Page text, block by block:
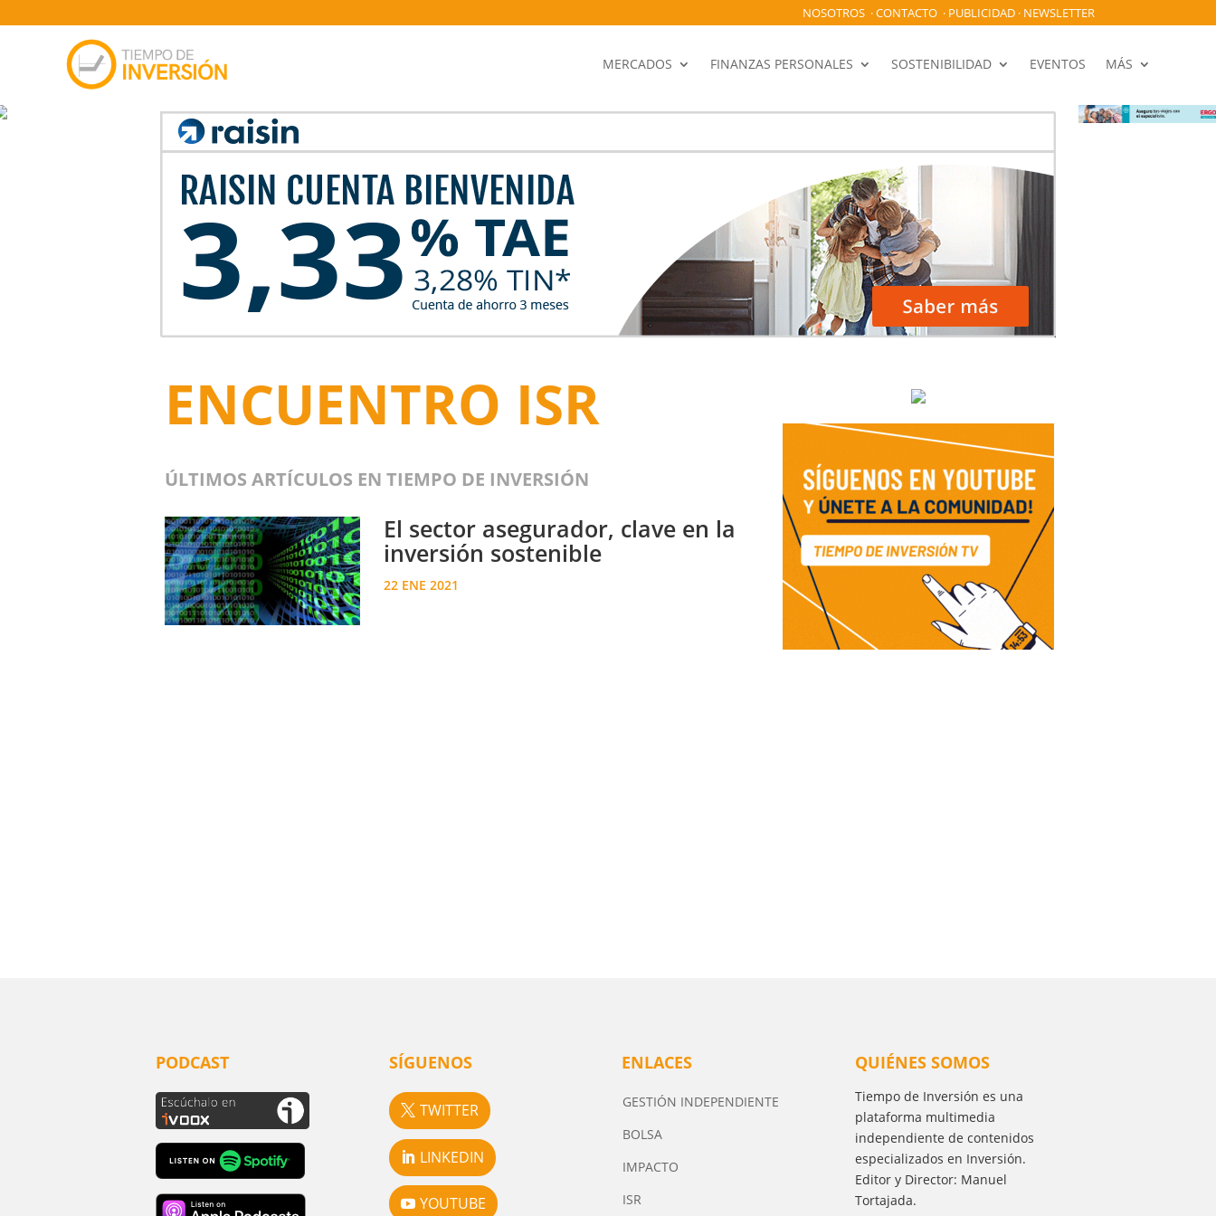
NOSOTROS·CONTACTO· PUBLICIDAD· NEWSLETTER
MERCADOS FINANZAS PERSONALES SOSTENIBILIDAD EVENTOS MÁS
ENCUENTRO ISR
ÚLTIMOS ARTÍCULOS EN TIEMPO DE INVERSIÓN
El sector asegurador, clave en la
inversión sostenible
22 ENE 2021
PODCAST SÍGUENOS
TWITTER
LINKEDIN
YOUTUBE
ENLACES
GESTIÓN INDEPENDIENTE
BOLSA
IMPACTO
ISR
QUIÉNES SOMOS
Tiempo de Inversión es una
plataforma multimedia
independiente de contenidos
especializados en Inversión.
Editor y Director: Manuel
Tortajada.